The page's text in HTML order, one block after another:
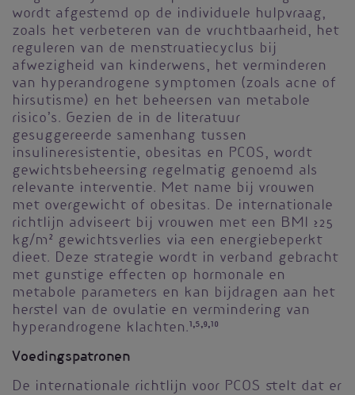
wordt afgestemd op de individuele hulpvraag,
zoals het verbeteren van de vruchtbaarheid, het
reguleren van de menstruatiecyclus bij
afwezigheid van kinderwens, het verminderen
van hyperandrogene symptomen (zoals acne of
hirsutisme) en het beheersen van metabole
risico’s. Gezien de in de literatuur
gesuggereerde samenhang tussen
insulineresistentie, obesitas en PCOS, wordt
gewichtsbeheersing regelmatig genoemd als
relevante interventie. Met name bij vrouwen
met overgewicht of obesitas. De internationale
richtlijn adviseert bij vrouwen met een BMI ≥25
kg/m² gewichtsverlies via een energiebeperkt
dieet. Deze strategie wordt in verband gebracht
met gunstige effecten op hormonale en
metabole parameters en kan bijdragen aan het
herstel van de ovulatie en vermindering van
hyperandrogene klachten.1,5,9,10
Voedingspatronen
De internationale richtlijn voor PCOS stelt dat er